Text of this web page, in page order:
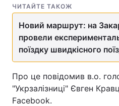
ЧИТАЙТЕ ТАКОЖ
Новий маршрут: на
провели
поїздку швидкісного
Про це повідомив в.о.
"Укрзалізниці" Євген
Facebook.